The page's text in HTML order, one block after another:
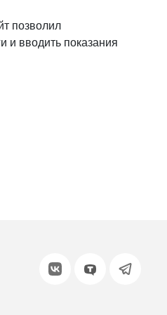
позволил
и вводить показания